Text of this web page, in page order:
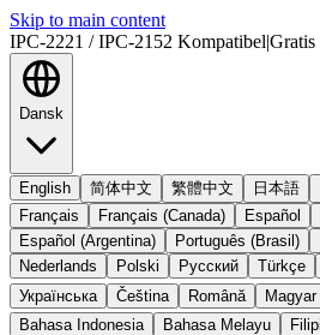
Skip to main content
IPC-2221 / IPC-2152 Kompatibel|
Dansk
English 简体中文 繁體中文 日本語
Français
Français (Canada) Español
Español (Argentina)
Português (Brasil)
Nederlands
Polski Русский Türkçe
Українська
Čeština Română Magyar
Bahasa Indonesia
Bahasa Melayu